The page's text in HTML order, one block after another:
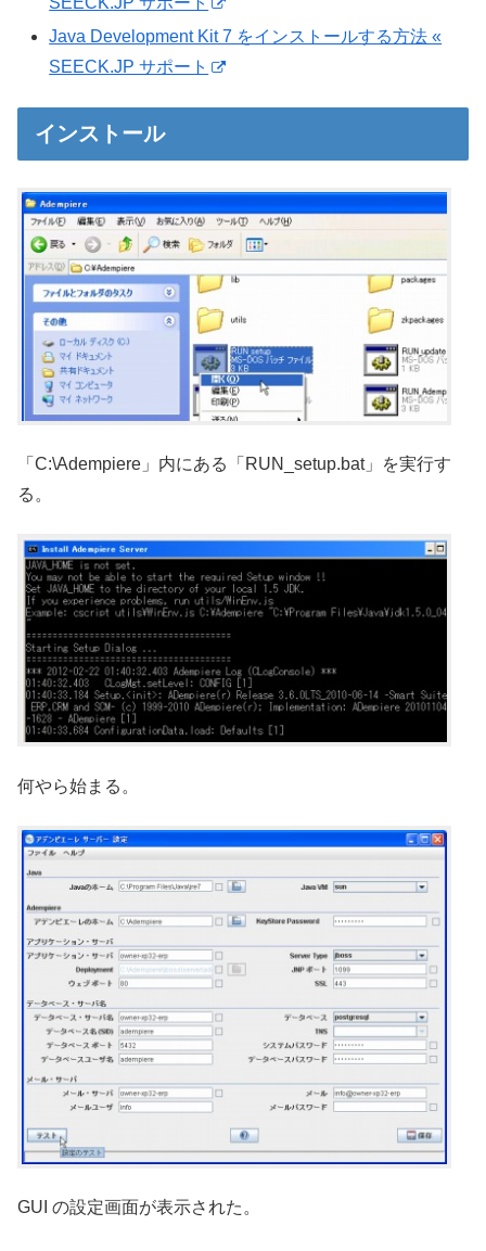
Java Development Kit 7 をインストールする方法 «
SEECK.JP サポート
インストール
「C:\Adempiere」内にある「RUN_setup.bat」を実行す
る。
何やら始まる。
GUI の設定画面が表示された。